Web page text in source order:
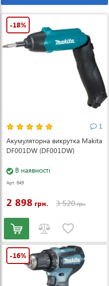
-18%
1
Акумуляторна викрутка Makita
DF001DW (DF001DW)
В наявності
Арт: 649
2 898 грн. 3 520грн.
-16%